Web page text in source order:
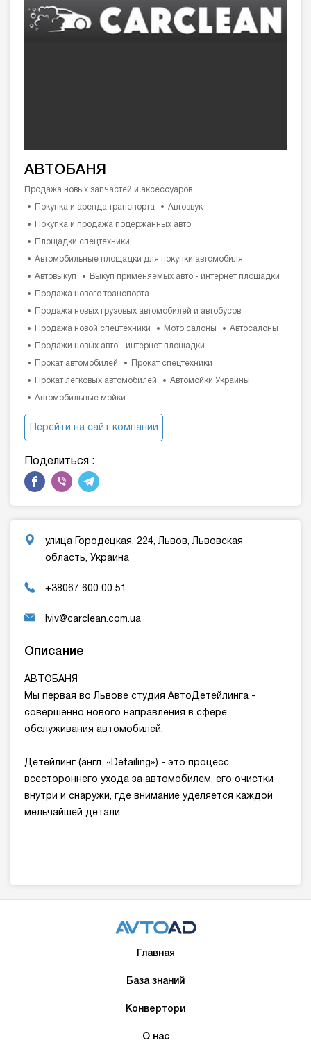
АВТОБАНЯ
Продажа новых запчастей и аксессуаров
Покупка и аренда транспорта Автозвук
Покупка и продажа подержанных авто
Площадки спецтехники
Автомобильные площадки для покупки автомобиля
Автовыкуп Выкуп применяемых авто - интернет площадки
Продажа нового транспорта
Продажа новых грузовых автомобилей и автобусов
Продажа новой спецтехники Мото салоны Автосалоны
Продажи новых авто - интернет площадки
Прокат автомобилей Прокат спецтехники
Прокат легковых автомобилей Автомойки Украины
Автомобильные мойки
Перейти на сайт компании
Поделиться :
улица Городецкая, 224, Львов, Львовская
область, Украина
+38067 600 00 51
lviv@carclean.com.ua
Описание
АВТОБАНЯ
Мы первая во Львове студия АвтоДетейлинга -
совершенно нового направления в сфере
обслуживания автомобилей.
Детейлинг (англ. «Detailing») - это процесс
всестороннего ухода за автомобилем, его очистки
внутри и снаружи, где внимание уделяется каждой
мельчайшей детали.
Главная
База знаний
Конвертори
О нас